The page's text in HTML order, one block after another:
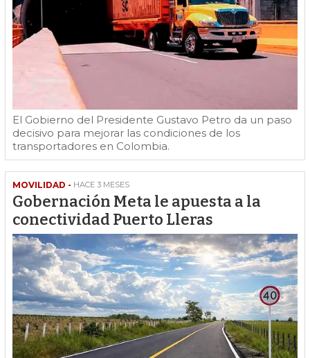
El Gobierno del Presidente Gustavo Petro da un paso
decisivo para mejorar las condiciones de los
transportadores en Colombia.
MOVILIDAD - HACE 3 MESES
Gobernación Meta le apuesta a la
conectividad Puerto Lleras